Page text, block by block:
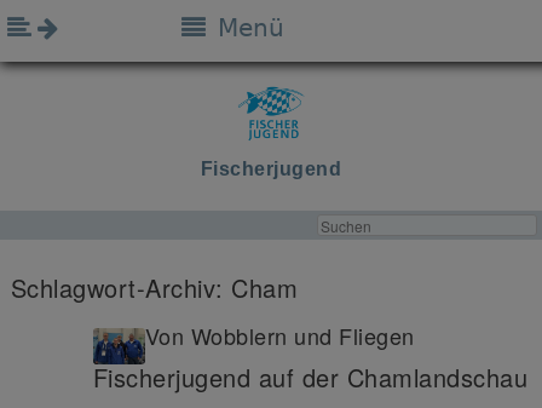
Fischerjugend
Menü
Schlagwort-Archiv: Cham
Fischerjugend auf der Chamlandschau
Von Wobblern und Fliegen